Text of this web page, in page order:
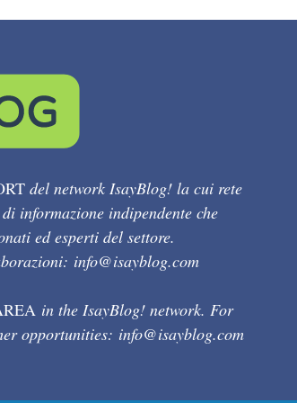
del network IsayBlog! la cui rete
informazione indipendente che
ed esperti del settore.
info@isayblog.com
in the IsayBlog! network. For
opportunities: info@isayblog.com